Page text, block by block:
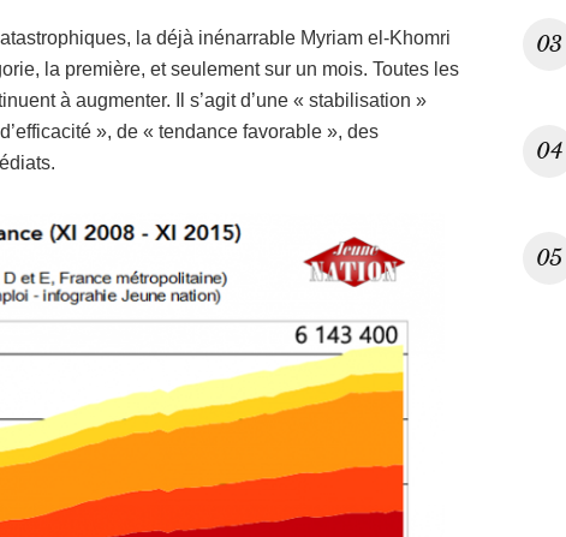
la déjà inénarrable Myriam el-Khomri
la première, et seulement sur un mois. Toutes les
à augmenter. Il s’agit d’une « stabilisation »
», de « tendance favorable », des